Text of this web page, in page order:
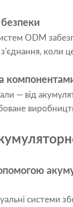
ODM
коли
— від
системи